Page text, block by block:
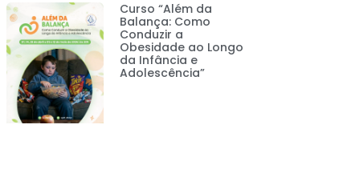
Curso “Além da
Balança: Como
Conduzir a
Obesidade ao Longo
da Infância e
Adolescência”